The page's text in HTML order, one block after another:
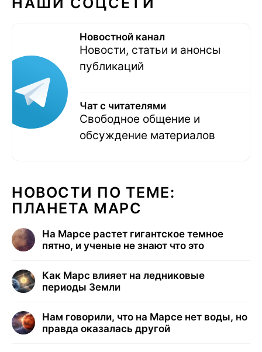
Новостной канал
Новости, статьи и анонсы
публикаций
Чат с читателями
Свободное общение и
обсуждение материалов
НОВОСТИ ПО ТЕМЕ:
ПЛАНЕТА МАРС
На Марсе растет гигантское темное
пятно, и ученые не знают что это
Как Марс влияет на ледниковые
периоды Земли
Нам говорили, что на Марсе нет воды, но
правда оказалась другой